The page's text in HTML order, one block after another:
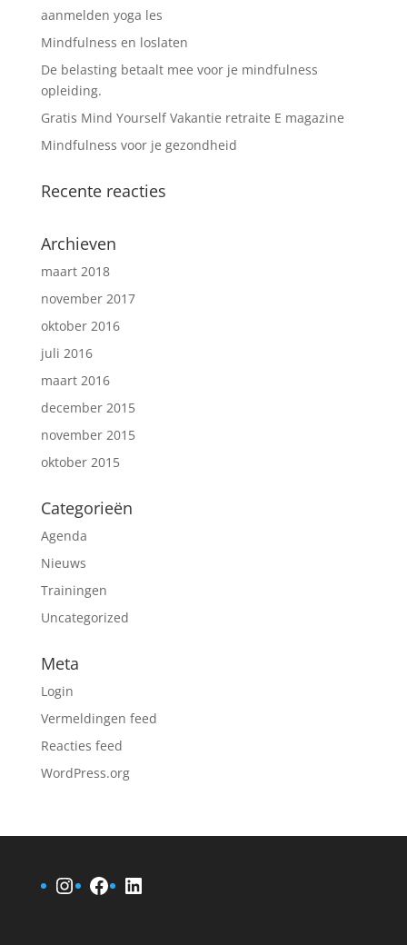
aanmelden yoga les
Mindfulness en loslaten
De belasting betaalt mee voor je mindfulness
opleiding.
Gratis Mind Yourself Vakantie retraite E magazine
Mindfulness voor je gezondheid
Recente reacties
Archieven
maart 2018
november 2017
oktober 2016
juli 2016
maart 2016
december 2015
november 2015
oktober 2015
Categorieën
Agenda
Nieuws
Trainingen
Uncategorized
Meta
Login
Vermeldingen feed
Reacties feed
WordPress.org
Instagram
Facebook
LinkedIn